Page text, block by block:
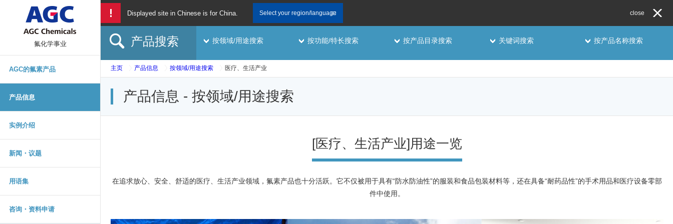
氟化学事业
AGC的氟素产品
产品信息
实例介绍
新闻・议题
用语集
咨询・资料申请
Displayed site in Chinese is for China. close
Select your region/language
产品搜索 按领域/用途搜索 按功能/特长搜索 按产品目录搜索 关键词搜索 按产品名称搜索
主页 产品信息 按领域/用途搜索 医疗、生活产业
产品信息 - 按领域/用途搜索
[医疗、生活产业]用途一览
在追求放心、安全、舒适的医疗、生活产业领域，氟素产品也十分活跃。它不仅被用于具有“防水防油性”的服装和食品包装材料等，还在具备“耐药品性”的手术用品和医疗设备零部
件中使用。